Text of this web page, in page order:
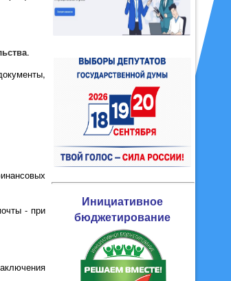
.
- при
Инициативное
бюджетирование